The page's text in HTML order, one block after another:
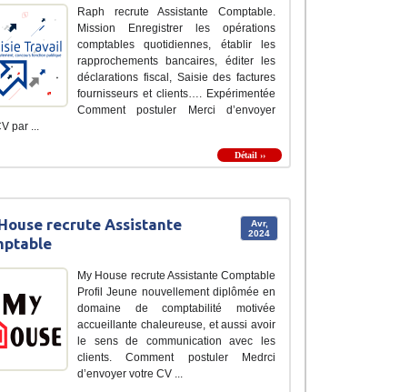
Raph recrute Assistante Comptable.
Mission Enregistrer les opérations
comptables quotidiennes, établir les
rapprochements bancaires, éditer les
déclarations fiscal, Saisie des factures
fournisseurs et clients…. Expérimentée
Comment postuler Merci d’envoyer
par ...
Détail ››
Avr,
2024
recrute Assistante
My House recrute Assistante Comptable
Profil Jeune nouvellement diplômée en
domaine de comptabilité motivée
accueillante chaleureuse, et aussi avoir
le sens de communication avec les
clients. Comment postuler Medrci
d’envoyer votre CV ...